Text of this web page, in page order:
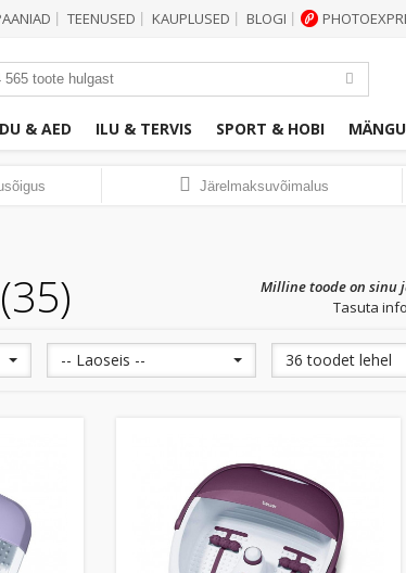
TEENUSED KAUPLUSED BLOGI
& AED ILU & TERVIS SPORT & HOBI
Järelmaksuvõimalus
Milline toode on sinu
Tasuta
-- Laoseis -- 36 toodet lehel